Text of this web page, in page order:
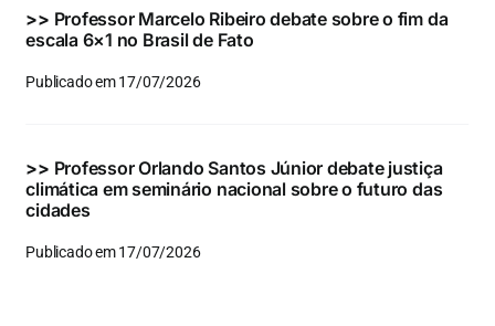
>> Professor Marcelo Ribeiro debate sobre o fim da
escala 6×1 no Brasil de Fato
Publicado em 17/07/2026
>> Professor Orlando Santos Júnior debate justiça
climática em seminário nacional sobre o futuro das
cidades
Publicado em 17/07/2026